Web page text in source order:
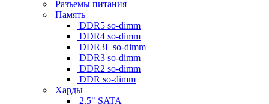
Разъемы питания
Память
DDR5 so-dimm
DDR4 so-dimm
DDR3L so-dimm
DDR3 so-dimm
DDR2 so-dimm
DDR so-dimm
Харды
2.5" SATA